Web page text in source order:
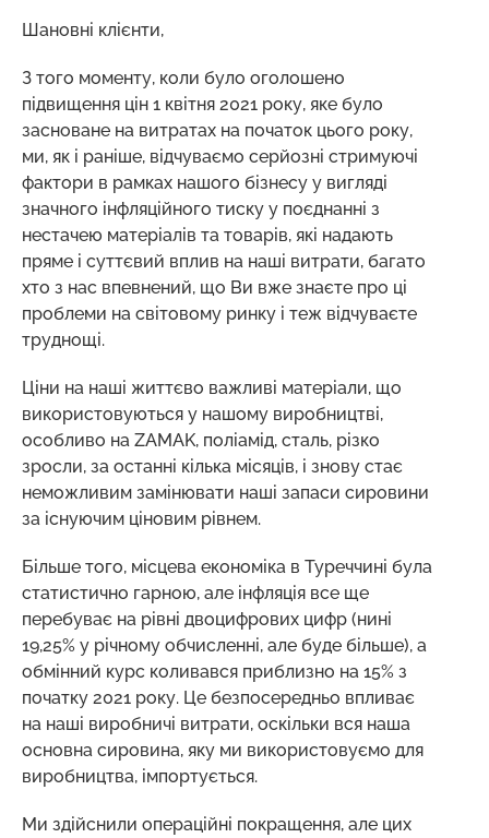
Шановні клієнти,
З того моменту, коли було оголошено
підвищення цін 1 квітня 2021 року, яке було
засноване на витратах на початок цього року,
ми, як і раніше, відчуваємо серйозні стримуючі
фактори в рамках нашого бізнесу у вигляді
значного інфляційного тиску у поєднанні з
нестачею матеріалів та товарів, які надають
пряме і суттєвий вплив на наші витрати, багато
хто з нас впевнений, що Ви вже знаєте про ці
проблеми на світовому ринку і теж відчуваєте
труднощі.
Ціни на наші життєво важливі матеріали, що
використовуються у нашому виробництві,
особливо на ZAMAK, поліамід, сталь, різко
зросли, за останні кілька місяців, і знову стає
неможливим замінювати наші запаси сировини
за існуючим ціновим рівнем.
Більше того, місцева економіка в Туреччині була
статистично гарною, але інфляція все ще
перебуває на рівні двоцифрових цифр (нині
19,25% у річному обчисленні, але буде більше), а
обмінний курс коливався приблизно на 15% з
початку 2021 року. Це безпосередньо впливає
на наші виробничі витрати, оскільки вся наша
основна сировина, яку ми використовуємо для
виробництва, імпортується.
Ми здійснили операційні покращення, але цих